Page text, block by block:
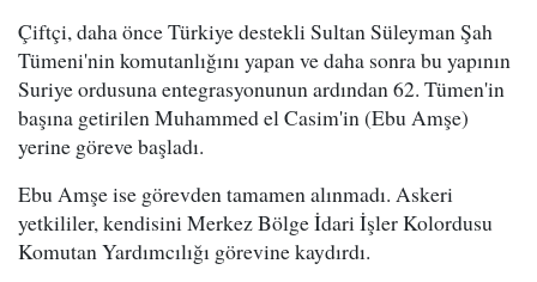
Çiftçi, daha önce Türkiye destekli Sultan Süleyman Şah
Tümeni'nin komutanlığını yapan ve daha sonra bu yapının
Suriye ordusuna entegrasyonunun ardından 62. Tümen'in
başına getirilen Muhammed el Casim'in (Ebu Amşe)
yerine göreve başladı.
Ebu Amşe ise görevden tamamen alınmadı. Askeri
yetkililer, kendisini Merkez Bölge İdari İşler Kolordusu
Komutan Yardımcılığı görevine kaydırdı.